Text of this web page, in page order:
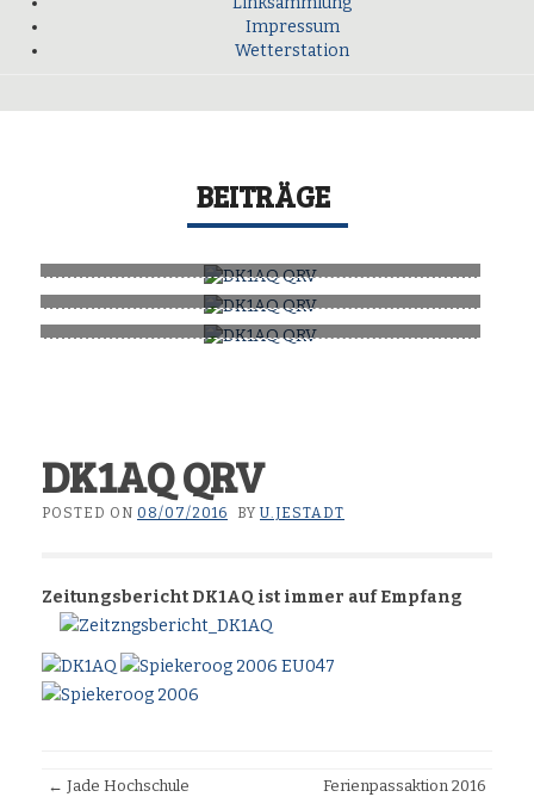
Impressum
Wetterstation
BEITRÄGE
QO-100 Experience
QO-100 Portabel Betrieb DR100BADZ DO6UJ/p
Mein Weg zu Qatar-OSCAR 100
DK1AQ QRV
POSTED ON 08/07/2016 BY U.JESTADT
Zeitungsbericht DK1AQ ist immer auf Empfang
Artikel-
← Jade Hochschule Ferienpassaktion 2016